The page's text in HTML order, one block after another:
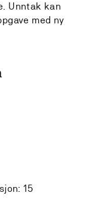
Unntak kan
med ny
15